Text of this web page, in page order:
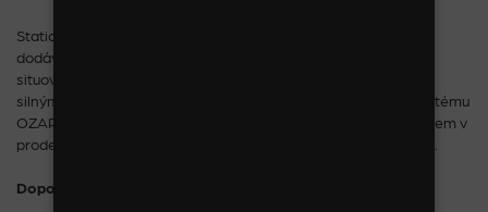
Statický, celokovový stojan v matné bílé barvě. Ke stojanu
dodáváme tubus na čelenky, který je v případě nižšího stojanu
situovaný v horní části, nebo u vyššího typu tubus instalujeme
silnými magnety na stojku (vpravo/vlevo). Díky závěsnému systému
OZAP stojan pojme mnoho druhů zboží a je skvělým pomocníkem v
prodejnách řešených právě takovými stojany, tvořící celé řady.
Doporučené zboží: